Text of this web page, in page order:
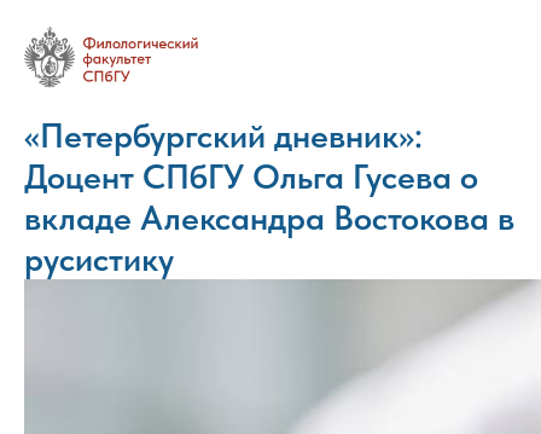
«Петербургский дневник»:
Доцент СПбГУ Ольга Гусева о
вкладе Александра Востокова в
русистику